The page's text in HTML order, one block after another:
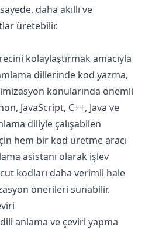
daha akıllı ve
üretebilir.
kolaylaştırmak amacıyla
dillerinde kod yazma,
konularında önemli
JavaScript, C++, Java ve
diliyle çalışabilen
hem bir kod üretme aracı
asistanı olarak işlev
kodları daha verimli hale
önerileri sunabilir.
anlama ve çeviri yapma